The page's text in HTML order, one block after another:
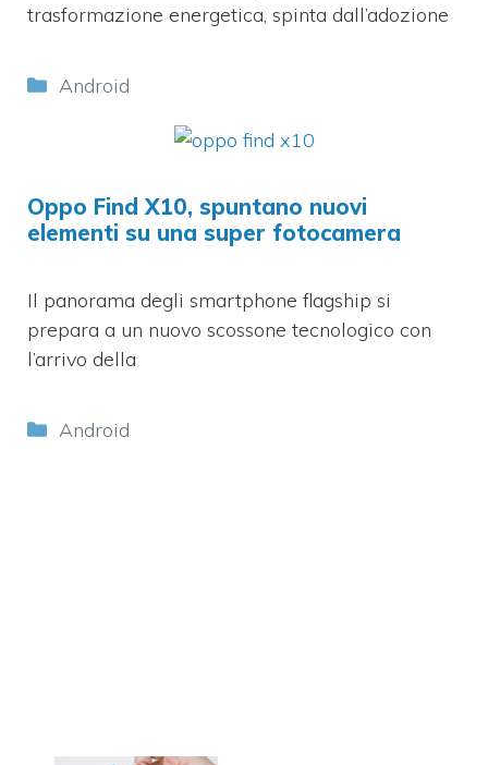
trasformazione energetica, spinta dall’adozione
Categorie
Android
Oppo Find X10, spuntano nuovi
elementi su una super fotocamera
Il panorama degli smartphone flagship si
prepara a un nuovo scossone tecnologico con
l’arrivo della
Categorie
Android